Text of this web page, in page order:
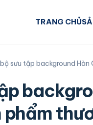
TRANG CHỦ
sưu tập background